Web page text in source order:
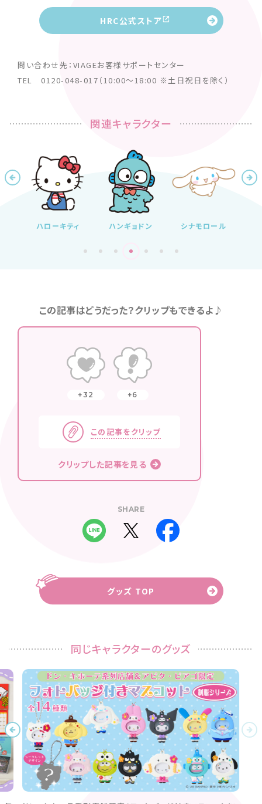
HRC公式ストア
問い合わせ先：VIAGEお客様サポートセンター
TEL 0120-048-017（10:00～18:00 ※土日祝日を除く）
関連キャラクター
ハローキティ ハンギョドン シナモロール
この記事はどうだった？クリップもできるよ♪
32 6
この記事をクリップ
クリップした記事を見る
SHARE
グッズ TOP
同じキャラクターのグッズ